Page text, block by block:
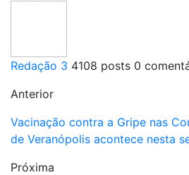
Redação 3 4108 posts 0
Anterior
Vacinação contra a Gripe nas
de Veranópolis acontece nesta
Próxima